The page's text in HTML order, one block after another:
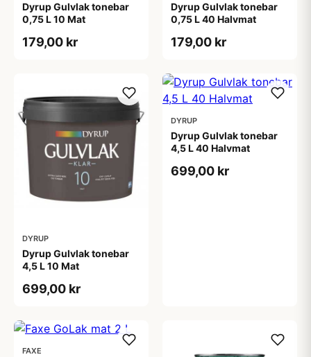
Dyrup Gulvlak tonebar
0,75 L 10 Mat
179,00 kr
Dyrup Gulvlak tonebar
0,75 L 40 Halvmat
179,00 kr
DYRUP
Dyrup Gulvlak tonebar
4,5 L 10 Mat
699,00 kr
DYRUP
Dyrup Gulvlak tonebar
4,5 L 40 Halvmat
699,00 kr
FAXE